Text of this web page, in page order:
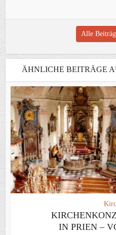
Alle
ÄHNLICHE BEITRÄGE
IN PRIEN –